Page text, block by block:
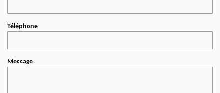
Téléphone
Message